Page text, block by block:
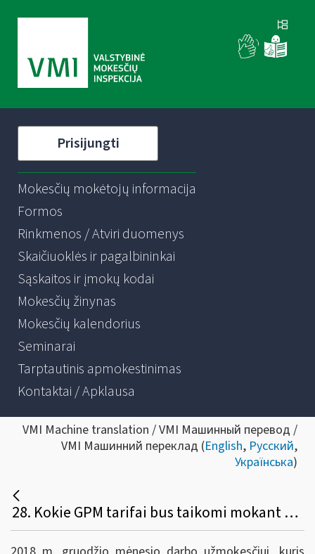
Prisijungti
Mokesčių mokėtojų informacija
Formos
Rinkmenos / Atviri duomenys
Skaičiuoklės ir pagalbininkai
Sąskaitos ir įmokų kodai
Mokesčių žinynas
Mokesčių kalendorius
Seminarai
Tarptautinis apmokestinimas
Kontaktai / Apklausa
VMI Machine translation / VMI Машинный перевод /
VMI Машинний переклад (English, Русский,
Українська)
28. Kokie GPM tarifai bus taikomi mokant atlyginimą už gruodį – gruodžio mėnesį ir sausio mėnesį ar jie skirsis? Koks NPD bus taikomas?